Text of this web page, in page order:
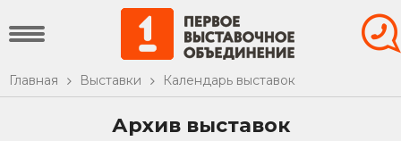
Главная Выставки Календарь выставок
Архив выставок